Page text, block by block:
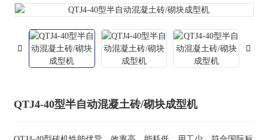
QTJ4-40型半自动混凝土砖/砌块成型机